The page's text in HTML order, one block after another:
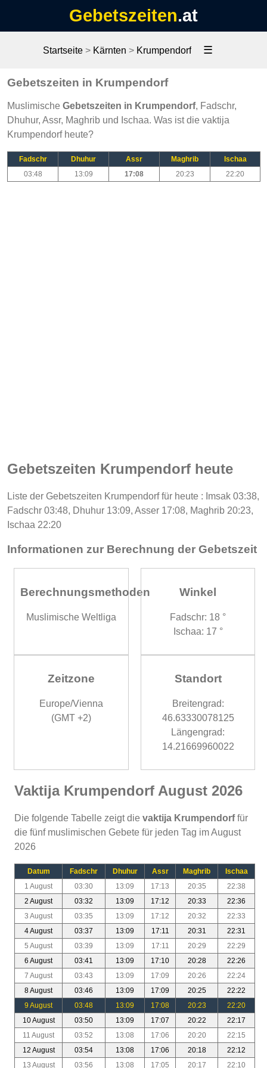
Gebetszeiten.at
Startseite> Kärnten > Krumpendorf ☰
Gebetszeiten in Krumpendorf
Muslimische Gebetszeiten in Krumpendorf, Fadschr,
Dhuhur, Assr, Maghrib und Ischaa. Was ist die vaktija
Krumpendorf heute?
Fadschr Dhuhur Assr Maghrib
Ischaa
03:48
13:09 17:08 20:23 22:20
Gebetszeiten Krumpendorf heute
Liste der Gebetszeiten Krumpendorf für heute : Imsak 03:38,
Fadschr 03:48, Dhuhur 13:09, Asser 17:08, Maghrib 20:23,
Ischaa 22:20
Informationen zur Berechnung der Gebetszeit
Berechnungsmethoden
Muslimische Weltliga
Winkel
Fadschr: 18 °
Ischaa: 17 °
Zeitzone
Europe/Vienna
(GMT +2)
Standort
Breitengrad:
46.63330078125
Längengrad:
14.21669960022
Vaktija Krumpendorf August 2026
Die folgende Tabelle zeigt die vaktija Krumpendorffür
die fünf muslimischen Gebete für jeden Tag im August
2026
Datum Fadschr Dhuhur Assr Maghrib
Ischaa
1 August
03:30 13:09 17:13 20:35
22:38
2 August
03:32 13:09 17:12 20:33
22:36
3 August
03:35 13:09 17:12 20:32
22:33
4 August
03:37 13:09 17:11 20:31
22:31
5 August
03:39 13:09 17:11 20:29
22:29
6 August
03:41 13:09 17:10 20:28
22:26
7 August
03:43 13:09 17:09 20:26
22:24
8 August
03:46 13:09 17:09 20:25
22:22
9 August
03:48 13:09 17:08 20:23
22:20
10 August
03:50 13:09 17:07 20:22
22:17
11 August
03:52 13:08 17:06 20:20
22:15
12 August
03:54 13:08 17:06 20:18
22:12
13 August
03:56 13:08 17:05 20:17 22:10